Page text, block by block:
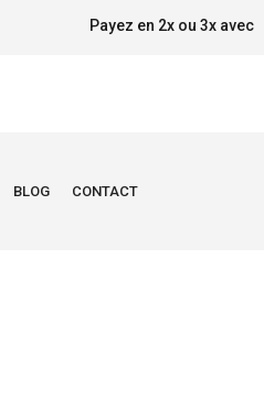
Payez en 2x ou 3x avec
BLOG CONTACT